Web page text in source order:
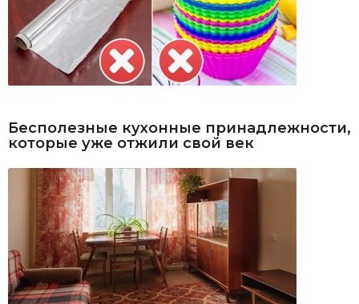
Бесполезные кухонные принадлежности,
которые уже отжили свой век